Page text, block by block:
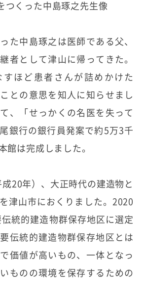
つくった中島琢之先生像
た中島琢之は医師である父、
者として津山に帰ってきた。
ほど患者さんが詰めかけた
との意思を知人に知らせまし
、「せっかくの名医を失って
銀行の銀行員発案で約5万3千
館は完成しました。
20年）、大正時代の建造物と
津山市におくりました。2020
統的建造物群保存地区に選定
伝統的建造物群保存地区とは
価値が高いもの、一体となっ
ものの環境を保存するための